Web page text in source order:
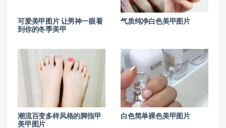
可爱美甲图片 让男神一眼看
到你的冬季美甲
气质纯净白色美甲图片
潮流百变多样风格的脚指甲
美甲图片
白色简单裸色美甲图片